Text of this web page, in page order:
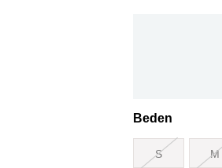
Beden
S M